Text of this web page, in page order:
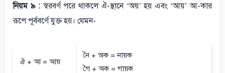
নিয়ম ৯ : স্বরবর্ণ পরে থাকলে ঐ-স্থানে ‘অয়’ হয় এবং ‘আয়’ আ-কার
রূপে পূর্ববর্ণে যুক্ত হয়। যেমন-
ঐ + আ = আয়
নৈ + অক = নায়ক
গৈ + অক = গায়ক